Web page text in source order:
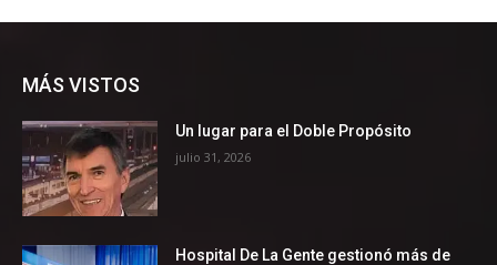
MÁS VISTOS
Un lugar para el Doble Propósito
julio 31, 2026
Hospital De La Gente gestionó más de